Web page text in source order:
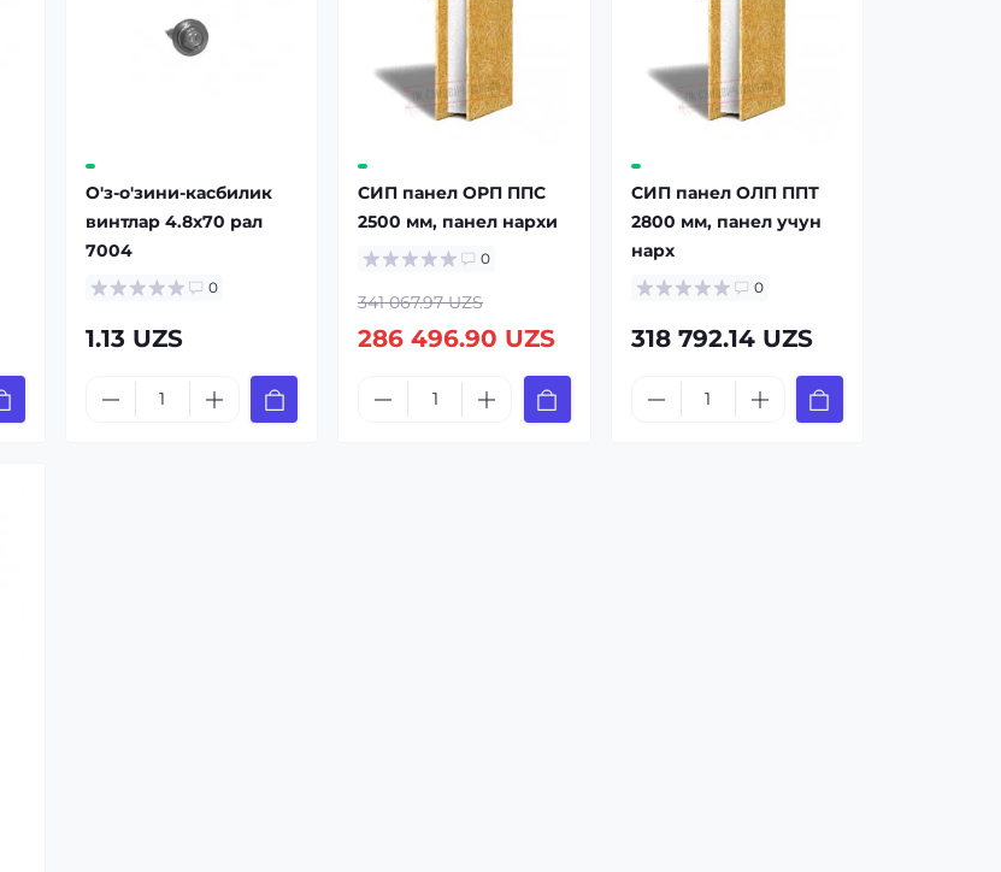
О'з-о'зини-касбилик
винтлар 4.8x70 рал
7004
0
1.13 UZS
СИП панел ОРП ППС
2500 мм, панел нарxи
0
341 067.97 UZS
286 496.90 UZS
СИП панел ОЛП ППТ
2800 мм, панел учун
нарx
0
318 792.14 UZS